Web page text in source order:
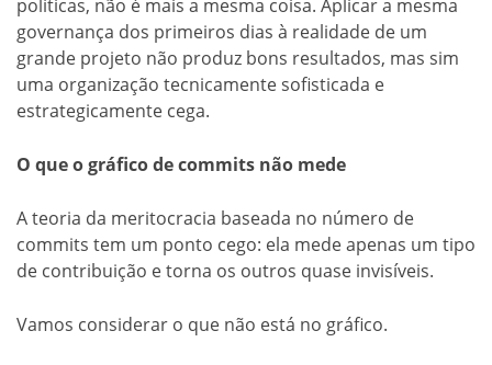
políticas, não é mais a mesma coisa. Aplicar a mesma
governança dos primeiros dias à realidade de um
grande projeto não produz bons resultados, mas sim
uma organização tecnicamente sofisticada e
estrategicamente cega.
O que o gráfico de commits não mede
A teoria da meritocracia baseada no número de
commits tem um ponto cego: ela mede apenas um tipo
de contribuição e torna os outros quase invisíveis.
Vamos considerar o que não está no gráfico.